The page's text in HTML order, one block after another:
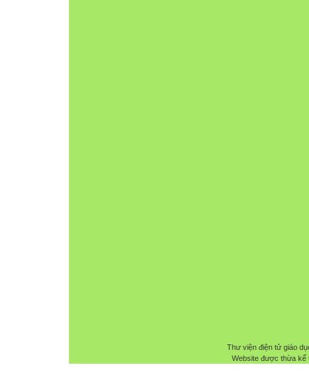
Thư viện điện tử giáo
Website được thừa